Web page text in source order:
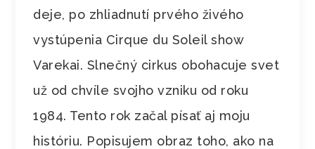
deje, po zhliadnutí prvého živého
vystúpenia Cirque du Soleil show
Varekai. Slnečný cirkus obohacuje svet
už od chvíle svojho vzniku od roku
1984. Tento rok začal písať aj moju
históriu. Popisujem obraz toho, ako na